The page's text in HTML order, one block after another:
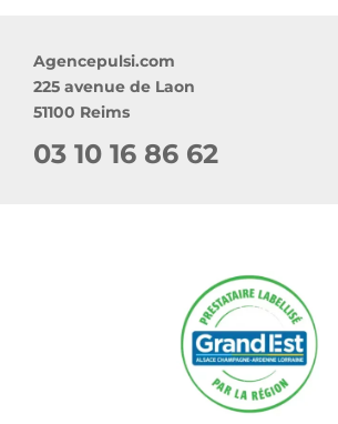
Agencepulsi.com
225 avenue de Laon
51100 Reims
03 10 16 86 62